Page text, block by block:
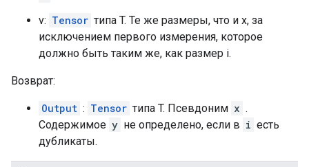
v: Tensor типа T. Те же размеры, что и x, за
исключением первого измерения, которое
должно быть таким же, как размер i.
Возврат:
Output : Tensor типа T. Псевдоним x .
Содержимое y не определено, если в i есть
дубликаты.